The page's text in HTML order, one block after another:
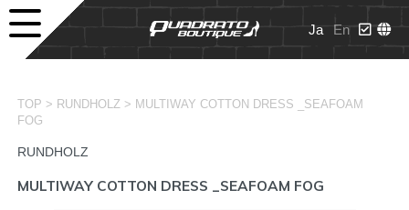
Ja En
TOP > RUNDHOLZ> MULTIWAY COTTON DRESS _SEAFOAM
FOG
RUNDHOLZ
MULTIWAY COTTON DRESS _SEAFOAM FOG